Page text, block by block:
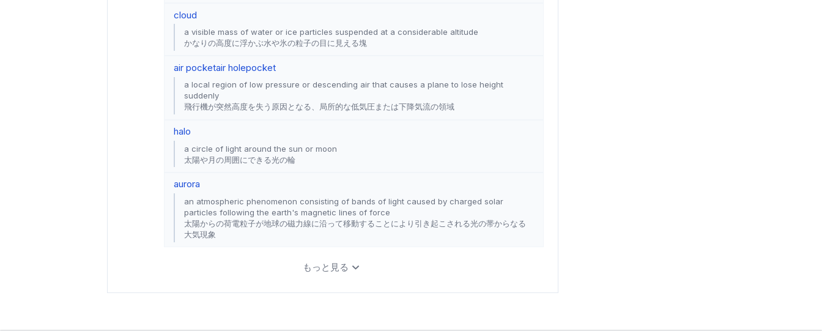
cloud
a visible mass of water or ice particles suspended at a considerable altitude
かなりの高度に浮かぶ水や氷の粒子の目に見える塊
air pocketair holepocket
a local region of low pressure or descending air that causes a plane to lose height
suddenly
飛行機が突然高度を失う原因となる、局所的な低気圧または下降気流の領域
halo
a circle of light around the sun or moon
太陽や月の周囲にできる光の輪
aurora
an atmospheric phenomenon consisting of bands of light caused by charged solar
particles following the earth's magnetic lines of force
太陽からの荷電粒子が地球の磁力線に沿って移動することにより引き起こされる光の帯からなる
大気現象
もっと見る